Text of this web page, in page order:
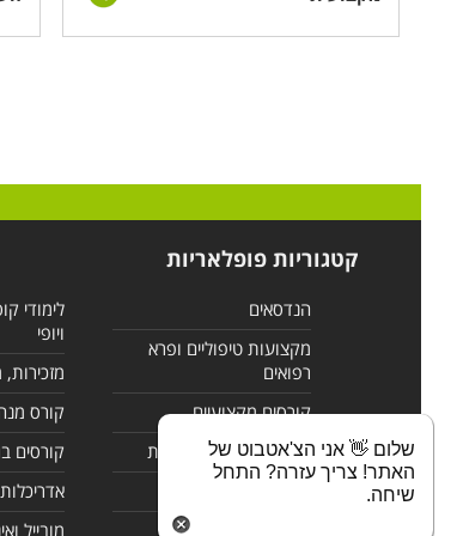
קטגוריות פופלאריות
הנדסאים
מקצועות טיפוליים ופרא
רפואים
קורסים מקצועיים
לימודי מחשבים ורשתות
לימודי
ויופי
קורס
קורסים
מובייל
שלום 👋 אני הצ'אטבוט של
האתר! צריך עזרה? התחל
שיחה.